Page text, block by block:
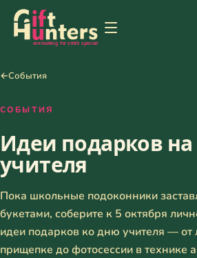
←События
СОБЫТИЯ
Идеи подарков на
учителя
Пока школьные подоконники
букетами, соберите к 5 октября
идеи подарков ко дню учителя — от
прищепке до фотосессии в технике